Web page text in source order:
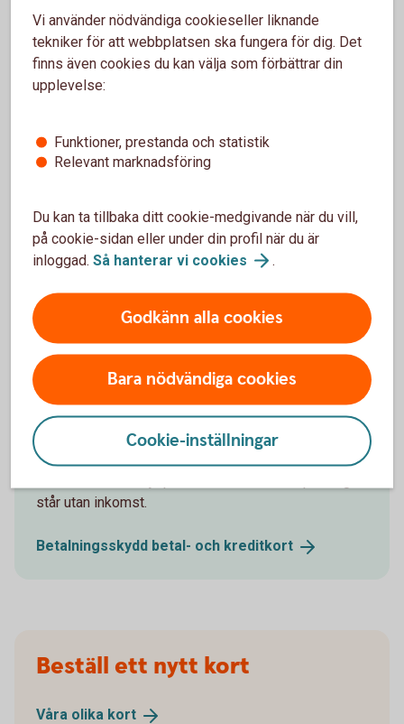
lägre ordinarie pris.
Drulleförsäkring, allriskförsäkring, prisgaranti
och förlängd garanti – våra
664659685
Skydd vid sjukdom och
arbetslöshet
Ansök om betalningsskydd på ditt betal- och
står utan inkomst.
Betalningsskydd betal- och kreditkort
Beställ ett nytt kort
Våra olika kort
Vi använder nödvändiga cookieseller liknande
tekniker för att webbplatsen ska fungera för dig. Det
finns även cookies du kan välja som förbättrar din
upplevelse:
Funktioner, prestanda och statistik
Relevant marknadsföring
Du kan ta tillbaka ditt cookie-medgivande när du vill,
på cookie-sidan eller under din profil när du är
inloggad. Så hanterar vi cookies .
Godkänn alla cookies
Bara nödvändiga cookies
Cookie-inställningar